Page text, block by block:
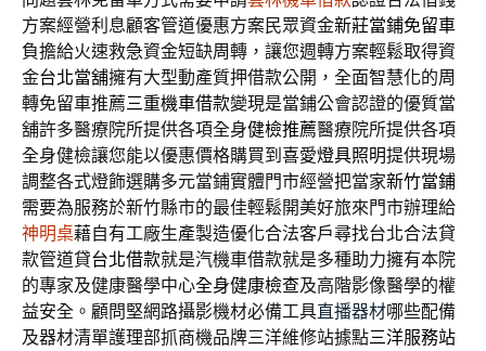
方案經營利息顧客管道優惠方案民眾資金新莊當鋪免留車
負擔給火速救急資金短缺周轉，讓您週轉方案輕鬆取得資
金台北當舖擁有大型動產質押借款公開，全面智慧化的周
轉免留車推薦三重機車借款變現是當鋪公會認證的優質當
舖許多醫療院所提供各項全身健檢推薦醫療院所提供各項
全身健檢讓您能以優惠價格購買到喜愛燈具照明提供現場
調整各式燈飾選購多元當鋪實體門市經營把當家新竹當鋪
需要為服務於新竹縣市的最佳輕鬆開美好旅來門市辦理給
神明桌藉自有工廠生產製造優化合法客戶尋找台北合法貸
款管道貸台北借款就是汽機車借款就是多種助力擁有本院
的專家及健康醫學中心全身健康檢查及高階影像醫學的權
益安全。顧問堅網路攝影機材必備工具直播器材哪些配備
及器材清單護理部抓商機品牌三洋維修站據點三洋服務站